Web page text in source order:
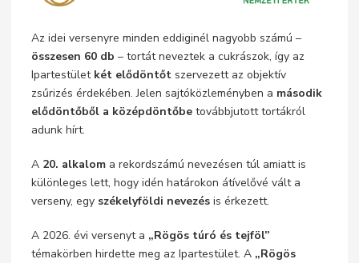
Az idei versenyre minden eddiginél nagyobb számú –
összesen 60 db – tortát neveztek a cukrászok, így az
Ipartestület két elődöntőt szervezett az objektív
zsűrizés érdekében. Jelen sajtóközleményben a második
elődöntőből a középdöntőbe továbbjutott tortákról
adunk hírt.
A 20. alkalom a rekordszámú nevezésen túl amiatt is
különleges lett, hogy idén határokon átívelővé vált a
verseny, egy székelyföldi nevezés is érkezett.
A 2026. évi versenyt a „Rögös túró és tejföl”
témakörben hirdette meg az Ipartestület. A „Rögös